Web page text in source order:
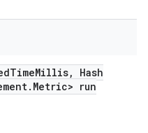
TimeMillis,
Hash
. Metric> run